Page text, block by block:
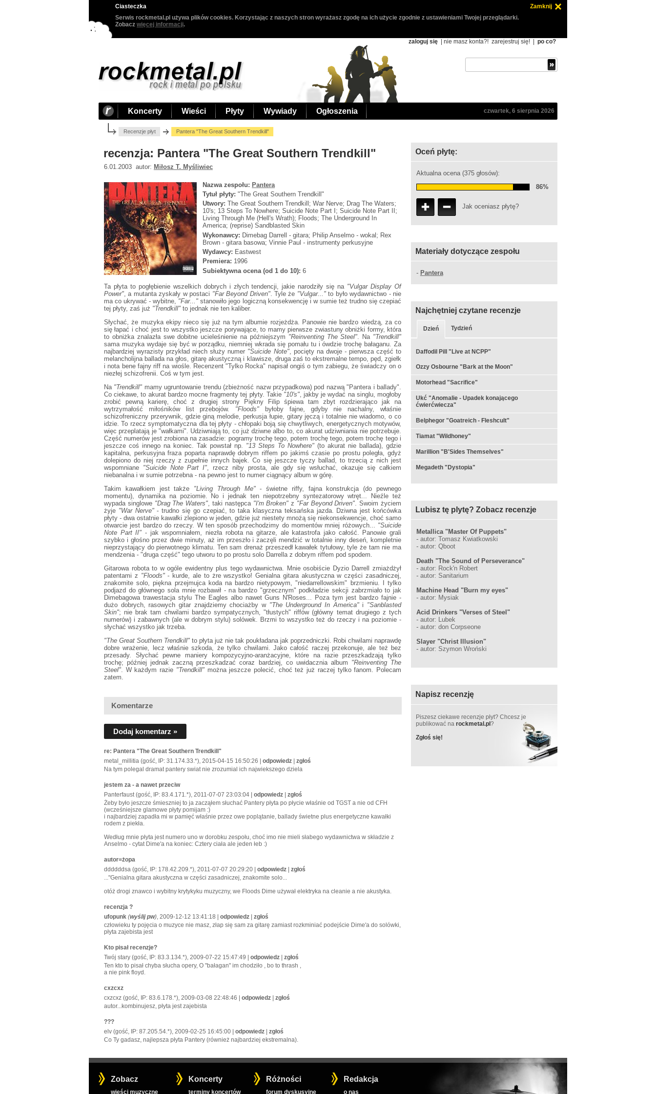
Ciasteczka
Zamknij
Serwis rockmetal.pl używa plików cookies. Korzystając z naszych stron wyrażasz zgodę na ich użycie zgodnie z ustawieniami Twojej przeglądarki.
Zobacz więcej informacji.
zaloguj się | nie masz konta?! zarejestruj się! po co?
Koncerty Wieści Płyty Wywiady Ogłoszenia czwartek, 6 sierpnia 2026
Recenzje płyt Pantera "The Great Southern Trendkill"
recenzja: Pantera "The Great Southern Trendkill"
6.01.2003 autor: Miłosz T. Myśliwiec
Nazwa zespołu: Pantera
Tytuł płyty: "The Great Southern Trendkill"
Utwory: The Great Southern Trendkill; War Nerve; Drag The Waters;
10's; 13 Steps To Nowhere; Suicide Note Part I; Suicide Note Part II;
Living Through Me (Hell's Wrath); Floods; The Underground In
America; (reprise) Sandblasted Skin
Wykonawcy: Dimebag Darrell - gitara; Philip Anselmo - wokal; Rex
Brown - gitara basowa; Vinnie Paul - instrumenty perkusyjne
Wydawcy: Eastwest
Premiera: 1996
Subiektywna ocena (od 1 do 10): 6
Ta płyta to pogłębienie wszelkich dobrych i złych tendencji, jakie narodziły się na "Vulgar Display Of
Power" , a mutanta zyskały w postaci "Far Beyond Driven". Tyle że "Vulgar..."to było wydawnictwo - nie
ma co ukrywać - wybitne, "Far..."stanowiło jego logiczną konsekwencję i w sumie też trudno się czepiać
tej płyty, zaś już "Trendkill" to jednak nie ten kaliber.
Słychać, że muzyka ekipy nieco się już na tym albumie rozjeżdża. Panowie nie bardzo wiedzą, za co
się łapać i choć jest to wszystko jeszcze porywające, to mamy pierwsze zwiastuny obniżki formy, która
to obniżka znalazła swe dobitne ucieleśnienie na późniejszym "Reinventing The Steel" . Na "Trendkill"
sama muzyka wydaje się być w porządku, niemniej wkrada się pomału tu i ówdzie trochę bałaganu. Za
najbardziej wyrazisty przykład niech służy numer "Suicide Note", pocięty na dwoje - pierwsza część to
melancholijna ballada na głos, gitarę akustyczną i klawisze, druga zaś to ekstremalne tempo, pęd, zgiełk
i nota bene fajny riff na wiośle. Recenzent "Tylko Rocka" napisał ongiś o tym zabiegu, że świadczy on o
niezłej schizofrenii. Coś w tym jest.
Na "Trendkill" mamy ugruntowanie trendu (zbieżność nazw przypadkowa) pod nazwą "Pantera i ballady".
Co ciekawe, to akurat bardzo mocne fragmenty tej płyty. Takie "10's", jakby je wydać na singlu, mogłoby
zrobić pewną karierę, choć z drugiej strony Piękny Filip śpiewa tam zbyt rozdzierająco jak na
wytrzymałość miłośników list przebojów. "Floods"
byłoby fajne, gdyby nie nachalny, właśnie
schizofreniczny przerywnik, gdzie giną melodie, perkusja łupie, gitary jęczą i totalnie nie wiadomo, o co
idzie. To rzecz symptomatyczna dla tej płyty - chłopaki boją się chwytliwych, energetycznych motywów,
więc przeplatają je "wałkami". Udziwniają to, co już dziwne albo to, co akurat udziwniania nie potrzebuje.
Część numerów jest zrobiona na zasadzie: pogramy trochę tego, potem trochę tego, potem trochę tego i
jeszcze coś innego na koniec. Tak powstał np. "13 Steps To Nowhere" (to akurat nie ballada), gdzie
kapitalna, perkusyjna fraza poparta naprawdę dobrym riffem po jakimś czasie po prostu poległa, gdyż
dolepiono do niej rzeczy z zupełnie innych bajek. Co się jeszcze tyczy ballad, to trzecią z nich jest
wspomniane "Suicide Note Part I" , rzecz niby prosta, ale gdy się wsłuchać, okazuje się całkiem
niebanalna i w sumie potrzebna - na pewno jest to numer ciągnący album w górę.
Takim kawałkiem jest także "Living Through Me"- świetne riffy, fajna konstrukcja (do pewnego
momentu), dynamika na poziomie. No i jednak ten niepotrzebny syntezatorowy wtręt... Nieźle też
wypada singlowe "Drag The Waters" , taki następca "I'm Broken"z "Far Beyond Driven" . Swoim życiem
żyje "War Nerve"- trudno się go czepiać, to taka klasyczna teksańska jazda. Dziwna jest końcówka
płyty - dwa ostatnie kawałki zlepiono w jeden, gdzie już niestety mnożą się niekonsekwencje, choć samo
otwarcie jest bardzo do rzeczy. W ten sposób przechodzimy do momentów mniej różowych... "Suicide
Note Part II" - jak wspomniałem, niezła robota na gitarze, ale katastrofa jako całość. Panowie grali
szybko i głośno przez dwie minuty, aż im przeszło i zaczęli mendzić w totalnie inny deseń, kompletnie
nieprzystający do pierwotnego klimatu. Ten sam drenaż przeszedł kawałek tytułowy, tyle że tam nie ma
mendzenia - "druga część" tego utworu to po prostu solo Darrella z dobrym riffem pod spodem.
Gitarowa robota to w ogóle ewidentny plus tego wydawnictwa. Mnie osobiście Dyzio Darrell zmiażdżył
patentami z "Floods"- kurde, ale to żre wszystko! Genialna gitara akustyczna w części zasadniczej,
znakomite solo, piękna przejmujca koda na bardzo nietypowym, "niedarrellowskim" brzmieniu. I tylko
podjazd do głównego sola mnie rozbawił - na bardzo "grzecznym" podkładzie sekcji zabrzmiało to jak
Dimebagowa trawestacja stylu The Eagles albo nawet Guns N'Roses... Poza tym jest bardzo fajnie -
dużo dobrych, rasowych gitar znajdziemy chociażby w "The Underground In America" i "Sanblasted
Skin"; nie brak tam chwilami bardzo sympatycznych, "tłustych" riffów (główny temat drugiego z tych
numerów) i zabawnych (ale w dobrym stylu) solówek. Brzmi to wszystko też do rzeczy i na poziomie -
słychać wszystko jak trzeba.
"The Great Southern Trendkill" to płyta już nie tak poukładana jak poprzedniczki. Robi chwilami naprawdę
dobre wrażenie, lecz właśnie szkoda, że tylko chwilami. Jako całość raczej przekonuje, ale też bez
przesady. Słychać pewne maniery kompozycyjno-aranżacyjne, które na razie przeszkadzają tylko
trochę; później jednak zaczną przeszkadzać coraz bardziej, co uwidacznia album "Reinventing The
Steel" . W każdym razie "Trendkill" można jeszcze polecić, choć też już raczej tylko fanom. Polecam
zatem.
Komentarze
Dodaj komentarz »
re: Pantera "The Great Southern Trendkill"
metal_millitia (gość, IP: 31.174.33.*), 2015-04-15 16:50:26 | odpowiedz | zgłoś
Na tym polegal dramat pantery swiat nie zrozumial ich najwiekszego dziela
jestem za - a nawet przeciw
Panterfaust (gość, IP: 83.4.171.*), 2011-07-07 23:03:04 | odpowiedz | zgłoś
Żeby było jeszcze śmieszniej to ja zacząłem słuchać Pantery płyta po płycie właśnie od TGST a nie od CFH
(wcześniejsze glamowe płyty pomijam :)
i najbardziej zapadła mi w pamięć właśnie przez owe poplątanie, ballady świetne plus energetyczne kawałki
rodem z piekła.
Według mnie płyta jest numero uno w dorobku zespołu, choć imo nie mieli słabego wydawnictwa w składzie z
Anselmo - cytat Dime'a na koniec: Cztery ciała ale jeden łeb :)
autor=żopa
ddddddsa (gość, IP: 178.42.209.*), 2011-07-07 20:29:20 | odpowiedz | zgłoś
..."Genialna gitara akustyczna w części zasadniczej, znakomite solo...
otóż drogi znawco i wybitny krytykyku muzyczny, we Floods Dime używał elektryka na cleanie a nie akustyka.
recenzja ?
ufopunk (wyślij pw), 2009-12-12 13:41:18 | odpowiedz | zgłoś
człowieku ty pojęcia o muzyce nie masz, złap się sam za gitarę zamiast rozkminiać podejście Dime'a do solówki,
płyta zajebista jest
Kto pisał recenzje?
Twój stary (gość, IP: 83.3.134.*), 2009-07-22 15:47:49 | odpowiedz | zgłoś
Ten kto to pisał chyba słucha opery, O "bałagan" im chodziło , bo to thrash ,
a nie pink floyd.
cxzcxz
cxzcxz (gość, IP: 83.6.178.*), 2009-03-08 22:48:46 | odpowiedz | zgłoś
autor...kombinujesz, płyta jest zajebista
???
elv (gość, IP: 87.205.54.*), 2009-02-25 16:45:00 | odpowiedz | zgłoś
Co Ty gadasz, najlepsza płyta Pantery (również najbardziej ekstremalna).
Oceń płytę:
Aktualna ocena (375 głosów):
86%
Jak oceniasz płytę?
Materiały dotyczące zespołu
- Pantera
Najchętniej czytane recenzje
Dzień Tydzień
Daffodil Pill "Live at NCPP"
Ozzy Osbourne "Bark at the Moon"
Motorhead "Sacrifice"
Ukć "Anomalie - Upadek konającego
ćwierćwiecza"
Belphegor "Goatreich - Fleshcult"
Tiamat "Wildhoney"
Marillion "B'Sides Themselves"
Megadeth "Dystopia"
Lubisz tę plytę? Zobacz recenzje
Metallica "Master Of Puppets"
- autor: Tomasz Kwiatkowski
- autor: Qboot
Death "The Sound of Perseverance"
- autor: Rock'n Robert
- autor: Sanitarium
Machine Head "Burn my eyes"
- autor: Mysiak
Acid Drinkers "Verses of Steel"
- autor: Lubek
- autor: don Corpseone
Slayer "Christ Illusion"
- autor: Szymon Wroński
Napisz recenzję
Piszesz ciekawe recenzje płyt? Chcesz je
publikować na rockmetal.pl ?
Zgłoś się!
Zobacz
wieści muzyczne
Koncerty
terminy koncertów
Różności
forum dyskusyjne
Redakcja
o nas